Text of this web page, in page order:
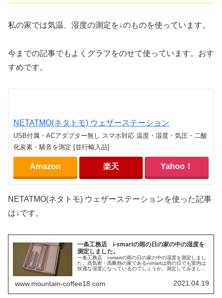
私の家では気温、湿度の測定を↓のものを使っています。
今までの記事でもよくグラフをのせて使っています。おす
すめです。
NETATMO(ネタトモ) ウェザーステーション
USB付属・ACアダプター無し スマホ対応 温度・湿度・気圧・二酸
化炭素・騒音を測定 [並行輸入品]
Amazon 楽天 Yahoo！
NETATMO(ネタトモ) ウェザーステーションを使った記事
は↓です。
一条工務店 i-smartの雨の日の家の中の湿度を
測定しました。
一条工務店 i-smartの雨の日の家の中の湿度を測定しまし
た。高気密・高断熱の家であるi-smartは雨の日でも室内は
快適な湿度になっているのでしょうか。測定してみまし
www.mountain-coffee18.com 2021.04.19